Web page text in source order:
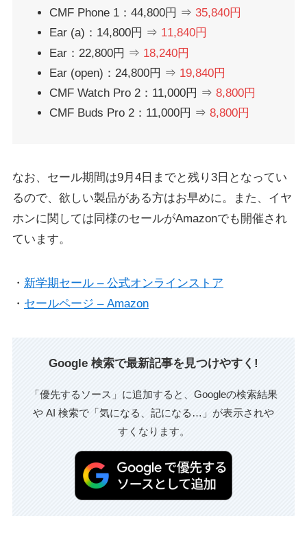
CMF Phone 1：44,800円 ⇒ 35,840円
Ear (a)：14,800円 ⇒ 11,840円
Ear：22,800円 ⇒ 18,240円
Ear (open)：24,800円 ⇒ 19,840円
CMF Watch Pro 2：11,000円 ⇒ 8,800円
CMF Buds Pro 2：11,000円 ⇒ 8,800円
なお、セール期間は9月4日までと残り3日となってい
るので、欲しい製品がある方はお早めに。また、イヤ
ホンに関しては同様のセールがAmazonでも開催され
ています。
・ 新学期セール – 公式オンラインストア
・ セールページ – Amazon
Google 検索で最新記事を見つけやすく!
「優先するソース」に追加すると、Googleの検索結果
や AI 検索で「気になる、記になる…」が表示されや
すくなります。